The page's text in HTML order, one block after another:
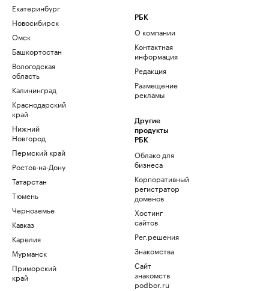
Екатеринбург
Новосибирск
Омск
Башкортостан
Вологодская
область
Калининград
Краснодарский
край
Нижний
Новгород
Пермский край
Ростов-на-Дону
Татарстан
Тюмень
Черноземье
Кавказ
Карелия
Мурманск
Приморский
край
РБК
О компании
Контактная
информация
Редакция
Размещение
рекламы
Другие
продукты
РБК
Облако для
бизнеса
Корпоративный
регистратор
доменов
Хостинг
сайтов
Рег.решения
Знакомства
Сайт
знакомств
podbor.ru